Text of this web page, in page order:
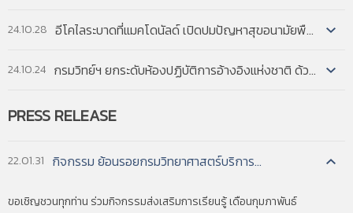
24.10.28 อีโคไลระบาดที่แมคโดนัลด์ เปิดปมปัญหาสุขอนามัยพืชผักในสหรัฐฯ...
24.10.24 กรมวิทย์ฯ ยกระดับห้องปฏิบัติการอ้างอิงแห่งชาติ ด้วยระบบ AI เพิ่มความสามารถการตรวจวิเคราะห์ทางวิทยาศา...
PRESS RELEASE
22.01.31 กิจกรรม ย้อนรอยกรมวิทยาศาสตร์บริการ...
ขอเชิญชวนทุกท่าน ร่วมกิจกรรมส่งเสริมการเรียนรู้ เดือนกุมภาพันธ์